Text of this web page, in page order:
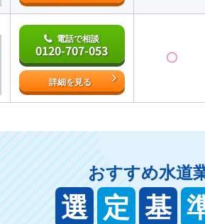
電話で相談
0120-707-053
詳細を見る
〇
おすすめ水道
選 定 基